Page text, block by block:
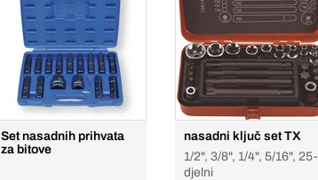
Set nasadnih prihvata
za bitove
nasadni ključ set TX
1/2", 3/8", 1/4", 5/16", 25-
djelni